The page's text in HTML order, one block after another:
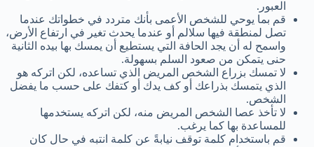
العبور.
قم بما يوحي للشخص الأعمى بأنك متردد في خطواتك عندما
تصل لمنطقة فيها سلالم أو عندما يحدث تغير في ارتفاع الأرض،
واسمح له أن يجد الحافة التي يستطيع أن يمسك بها بيده الثانية
حنى يتمكن من صعود السلم بسهولة.
لا تمسك بزراع الشخص المريض الذي تساعده، لكن اتركه هو
الذي يتمسك بذراعك أو كف يدك أو كتفك على حسب ما يفضل
الشخص.
لا تأخذ عصا الشخص المريض منه، لكن اتركه يستخدمها
للمساعدة بها كما يرغب.
قم باستخدام كلمة توقف نيابةً عن كلمة انتبه في حال كان